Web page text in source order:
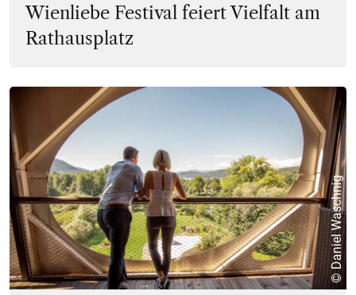
Wienliebe Festival feiert Vielfalt am
Rathausplatz
© Daniel Waschnig